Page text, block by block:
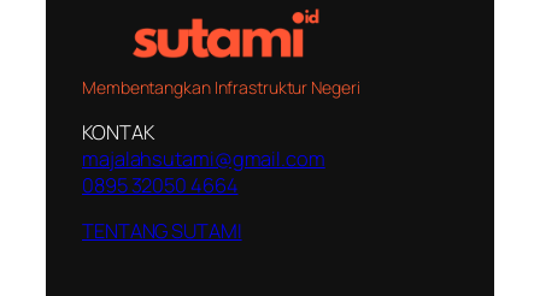
Membentangkan Infrastruktur Negeri
KONTAK
majalahsutami@gmail.com
0895 32050 4664
TENTANG SUTAMI